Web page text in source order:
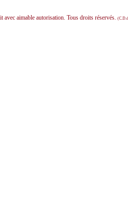
avec aimable autorisation. Tous droits réservés.